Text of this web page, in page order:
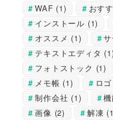
WAF (1) おす
インストール (1)
オススメ (1)
テキストエディタ
フォトストック (1)
メモ帳 (1) ロゴ
制作会社 (1)
画像 (2) 解凍